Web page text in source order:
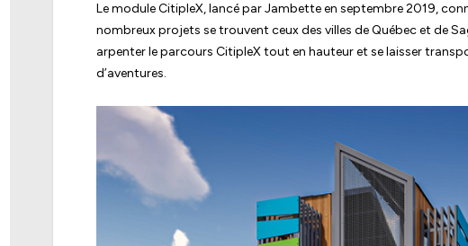
Le module CitipleX, lancé par Jambette en septembre 2019,
nombreux projets se trouvent ceux des villes de Québec et de
arpenter le parcours CitipleX tout en hauteur et se laisser
d’aventures.